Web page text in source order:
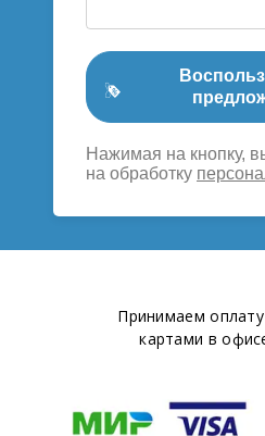
Нажимая на кнопку,
на обработку
Принимаем
картами в